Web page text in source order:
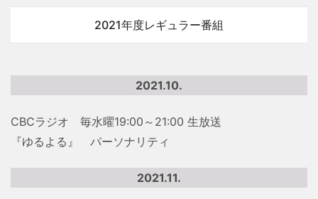
2021年度レギュラー番組
2021.10.
CBCラジオ 毎水曜19:00～21:00 生放送
『ゆるよる』 パーソナリティ
2021.11.